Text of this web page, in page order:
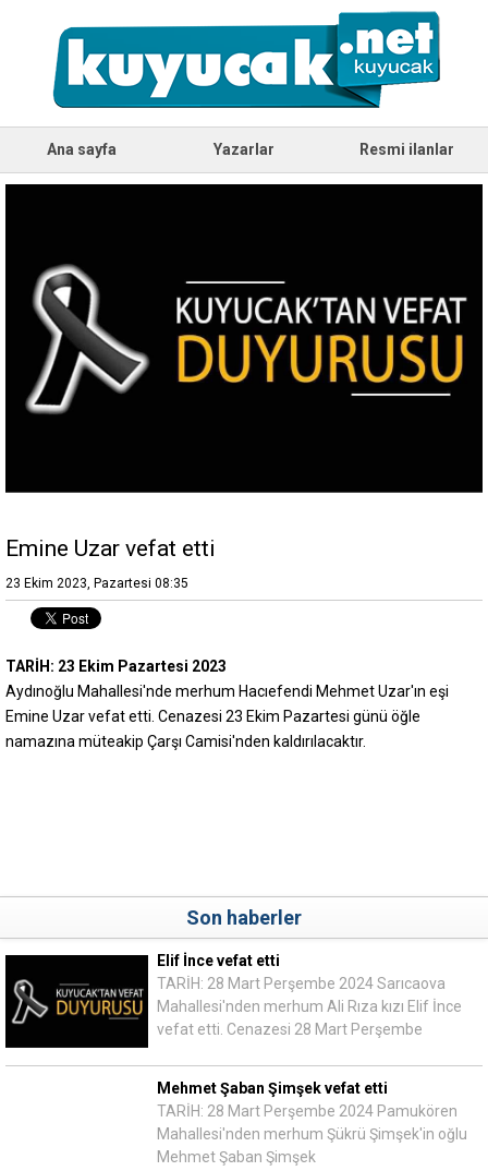
Ana sayfa Yazarlar Resmi ilanlar
Emine Uzar vefat etti
23 Ekim 2023, Pazartesi 08:35
TARİH: 23 Ekim Pazartesi 2023
Aydınoğlu Mahallesi'nde merhum Hacıefendi Mehmet Uzar'ın eşi
Emine Uzar vefat etti. Cenazesi 23 Ekim Pazartesi günü öğle
namazına müteakip Çarşı Camisi'nden kaldırılacaktır.
Son haberler
Elif İnce vefat etti
TARİH: 28 Mart Perşembe 2024 Sarıcaova
Mahallesi'nden merhum Ali Rıza kızı Elif İnce
vefat etti. Cenazesi 28 Mart Perşembe
Mehmet Şaban Şimşek vefat etti
TARİH: 28 Mart Perşembe 2024 Pamukören
Mahallesi'nden merhum Şükrü Şimşek'in oğlu
Mehmet Şaban Şimşek